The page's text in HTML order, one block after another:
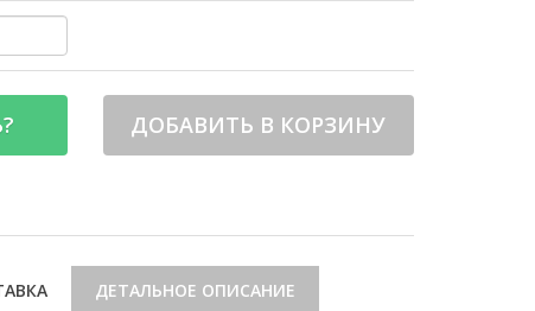
ДОБАВИТЬ В КОРЗИНУ
ДЕТАЛЬНОЕ ОПИСАНИЕ